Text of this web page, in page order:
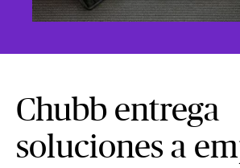
Chubb entrega
soluciones a